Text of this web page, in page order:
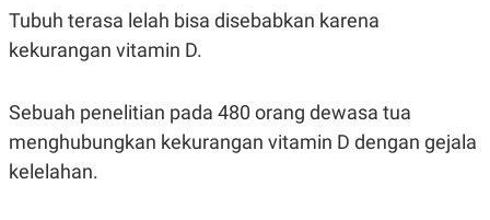
E
A
T
N
P
A
P
E
A
D
V
E
R
Tubuh terasa lelah bisa disebabkan karena
kekurangan vitamin D.
Sebuah penelitian pada 480 orang dewasa tua
menghubungkan kekurangan vitamin D dengan gejala
kelelahan.